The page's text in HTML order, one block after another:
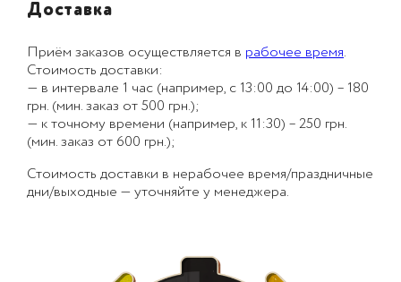
Доставка
Приём заказов осуществляется в рабочее время.
Стоимость доставки:
— в интервале 1 час (например, с 13:00 до 14:00) – 180
грн. (мин. заказ от 500 грн.);
— к точному времени (например, к 11:30) – 250 грн.
(мин. заказ от 600 грн.);
Стоимость доставки в нерабочее время/праздничные
дни/выходные — уточняйте у менеджера.